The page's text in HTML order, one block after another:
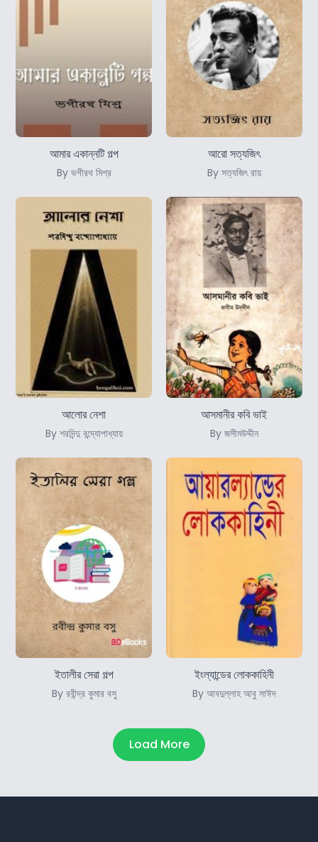
আমার একান্নটি গল্প
By ভগীরথ মিশ্র
আরো সত্যজিৎ
By সত্যজিৎ রায়
আলোর নেশা
By শরদিন্দু বন্দ্যোপাধ্যায়
আসমানীর কবি ভাই
By জসীমউদ্দীন
ইতালীর সেরা গল্প
By রবীন্দ্র কুমার বসু
ইংল্যান্ডের লোককাহিনী
By আবদুল্লাহ আবু সাঈদ
Load More